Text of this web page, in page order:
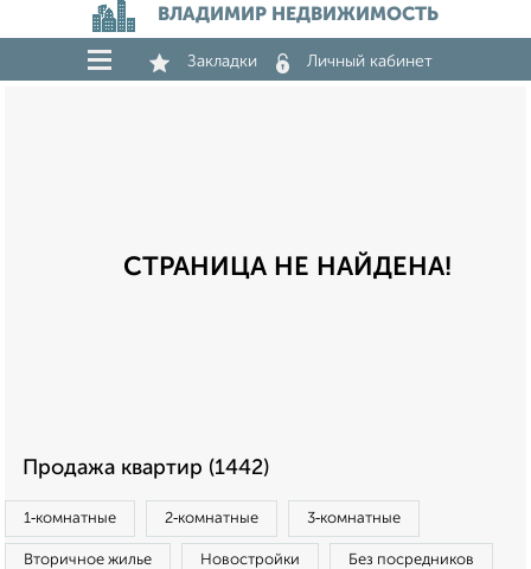
ВЛАДИМИР НЕДВИЖИМОСТЬ
Закладки Личный кабинет
СТРАНИЦА НЕ НАЙДЕНА!
Продажа квартир (1442)
1‑комнатные 2‑комнатные 3‑комнатные
Вторичное жилье Новостройки Без посредников